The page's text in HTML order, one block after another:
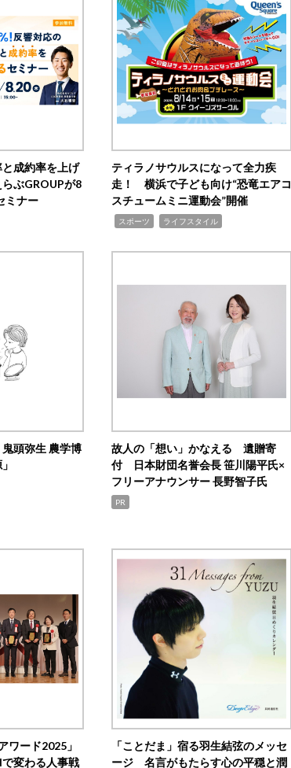
成約率を上げ
ぶGROUPが8
ミナー
ティラノサウルスになって全力疾
走！ 横浜で子ども向け“恐竜エアコ
スチュームミニ運動会”開催
スポーツ ライフスタイル
頭弥生 農学博
」
故人の「想い」かなえる 遺贈寄
付 日本財団名誉会長 笹川陽平氏×
フリーアナウンサー 長野智子氏
PR
ワード2025」
変わる人事戦
「ことだま」宿る羽生結弦のメッセ
ージ 名言がもたらす心の平穏と潤